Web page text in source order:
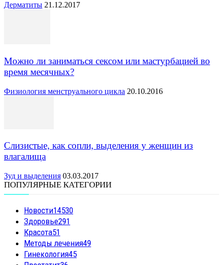
Дерматиты 21.12.2017
Можно ли заниматься сексом или мастурбацией во
время месячных?
Физиология менструального цикла 20.10.2016
Слизистые, как сопли, выделения у женщин из
влагалища
Зуд и выделения 03.03.2017
ПОПУЛЯРНЫЕ КАТЕГОРИИ
Новости14530
Здоровье291
Красота51
Методы лечения49
Гинекология45